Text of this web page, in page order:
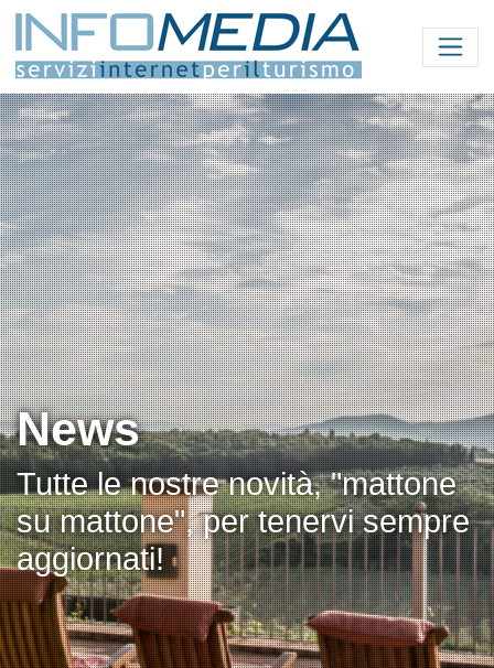
News
Tutte le nostre novità, "mattone
su mattone", per tenervi sempre
aggiornati!